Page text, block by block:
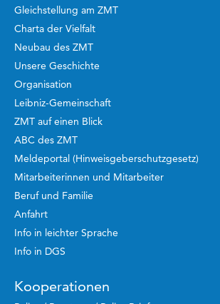
Gleichstellung am ZMT
Charta der Vielfalt
Neubau des ZMT
Unsere Geschichte
Organisation
Leibniz-Gemeinschaft
ZMT auf einen Blick
ABC des ZMT
Meldeportal (Hinweisgeberschutzgesetz)
Mitarbeiterinnen und Mitarbeiter
Beruf und Familie
Anfahrt
Info in leichter Sprache
Info in DGS
Kooperationen